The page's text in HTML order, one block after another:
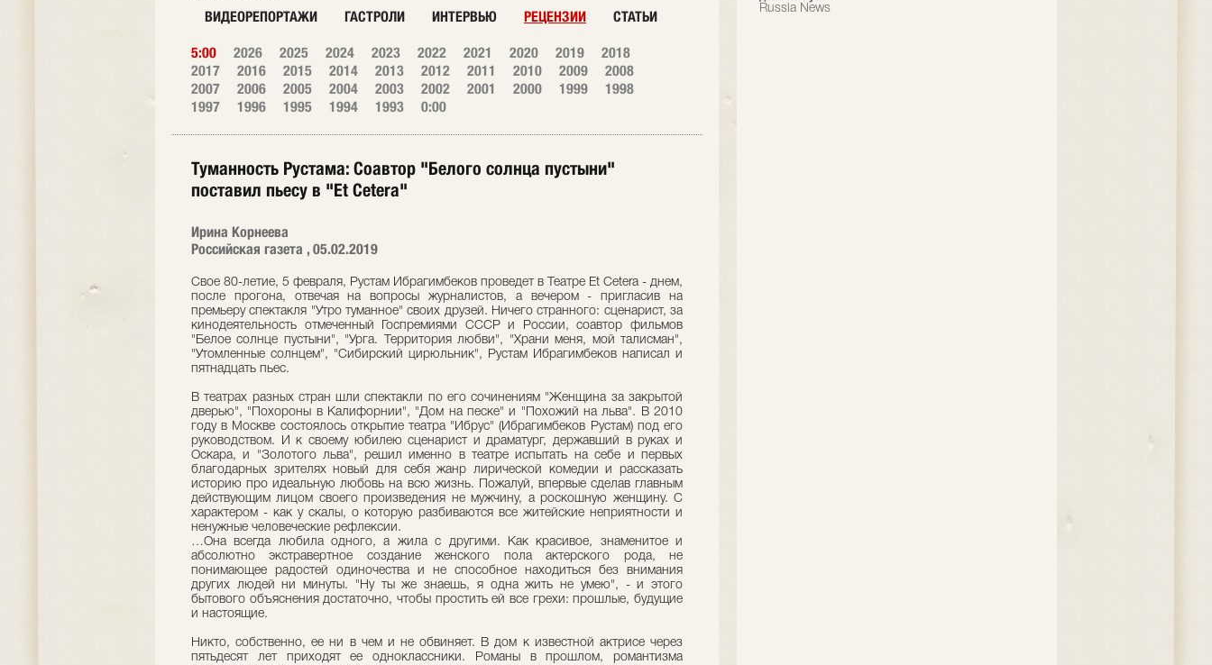
Russia News
ВИДЕОРЕПОРТАЖИ ГАСТРОЛИ ИНТЕРВЬЮ РЕЦЕНЗИИ СТАТЬИ
5:00 2026 2025 2024 2023 2022 2021 2020 2019
2018
2017
2016 2015 2014 2013 2012 2011 2010 2009
2008
2007
2006 2005 2004 2003 2002 2001 2000 1999
1998
1997
1996 1995 1994 1993 0:00
Туманность Рустама: Соавтор "Белого солнца пустыни"
поставил пьесу в "Et Cetera"
Ирина Корнеева
Российская газета , 05.02.2019
Свое 80-летие, 5 февраля, Рустам Ибрагимбеков проведет в Театре Et Сetera - днем,
после прогона, отвечая на вопросы журналистов, а вечером - пригласив на
премьеру спектакля "Утро туманное" своих друзей. Ничего странного: сценарист, за
кинодеятельность отмеченный Госпремиями СССР и России, соавтор фильмов
"Белое солнце пустыни", "Урга. Территория любви", "Храни меня, мой талисман",
"Утомленные солнцем", "Сибирский цирюльник", Рустам Ибрагимбеков написал и
пятнадцать пьес.
В театрах разных стран шли спектакли по его сочинениям "Женщина за закрытой
дверью", "Похороны в Калифорнии", "Дом на песке" и "Похожий на льва". В 2010
году в Москве состоялось открытие театра "Ибрус" (Ибрагимбеков Рустам) под его
руководством. И к своему юбилею сценарист и драматург, державший в руках и
Оскара, и "Золотого льва", решил именно в театре испытать на себе и первых
благодарных зрителях новый для себя жанр лирической комедии и рассказать
историю про идеальную любовь на всю жизнь. Пожалуй, впервые сделав главным
действующим лицом своего произведения не мужчину, а роскошную женщину. С
характером - как у скалы, о которую разбиваются все житейские неприятности и
ненужные человеческие рефлексии.
…Она всегда любила одного, а жила с другими. Как красивое, знаменитое и
абсолютно экстравертное создание женского пола актерского рода, не
понимающее радостей одиночества и не способное находиться без внимания
других людей ни минуты. "Ну ты же знаешь, я одна жить не умею", - и этого
бытового объяснения достаточно, чтобы простить ей все грехи: прошлые, будущие
и настоящие.
Никто, собственно, ее ни в чем и не обвиняет. В дом к известной актрисе через
пятьдесят лет приходят ее одноклассники. Романы в прошлом, романтизма